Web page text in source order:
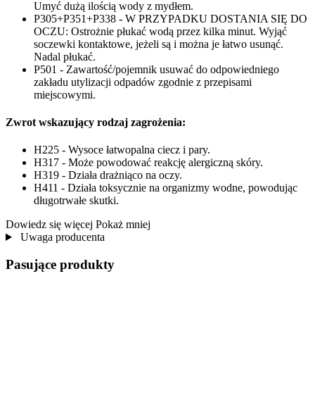
Umyć dużą ilością wody z mydłem.
P305+P351+P338 - W PRZYPADKU DOSTANIA SIĘ DO
OCZU: Ostrożnie płukać wodą przez kilka minut. Wyjąć
soczewki kontaktowe, jeżeli są i można je łatwo usunąć.
Nadal płukać.
P501 - Zawartość/pojemnik usuwać do odpowiedniego
zakładu utylizacji odpadów zgodnie z przepisami
miejscowymi.
Zwrot wskazujący rodzaj zagrożenia:
H225 - Wysoce łatwopalna ciecz i pary.
H317 - Może powodować reakcję alergiczną skóry.
H319 - Działa drażniąco na oczy.
H411 - Działa toksycznie na organizmy wodne, powodując
długotrwałe skutki.
Dowiedz się więcej Pokaż mniej
Uwaga producenta
Pasujące produkty